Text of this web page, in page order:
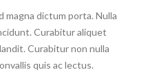
magna dictum porta. Nulla
Curabitur aliquet
Curabitur non nulla
quis ac lectus.